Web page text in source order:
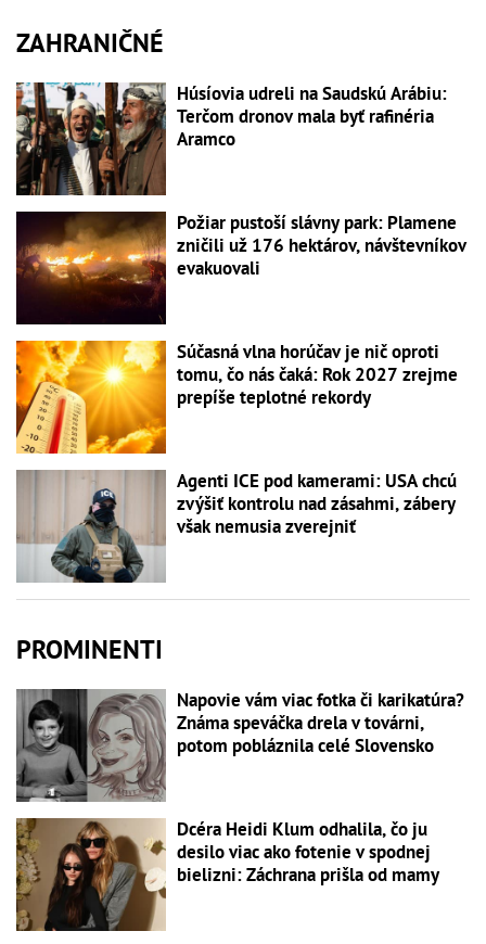
ZAHRANIČNÉ
Húsíovia udreli na Saudskú Arábiu:
Terčom dronov mala byť rafinéria
Aramco
Požiar pustoší slávny park: Plamene
zničili už 176 hektárov, návštevníkov
evakuovali
Súčasná vlna horúčav je nič oproti
tomu, čo nás čaká: Rok 2027 zrejme
prepíše teplotné rekordy
Agenti ICE pod kamerami: USA chcú
zvýšiť kontrolu nad zásahmi, zábery
však nemusia zverejniť
PROMINENTI
Napovie vám viac fotka či karikatúra?
Známa speváčka drela v továrni,
potom pobláznila celé Slovensko
Dcéra Heidi Klum odhalila, čo ju
desilo viac ako fotenie v spodnej
bielizni: Záchrana prišla od mamy